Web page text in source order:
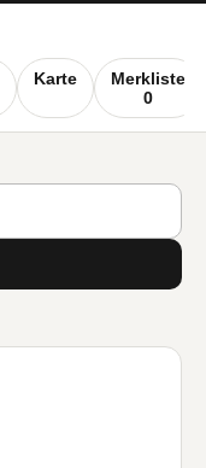
Karte
Merkliste
0